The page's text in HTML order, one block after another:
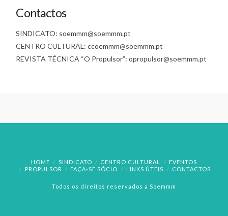
Contactos
SINDICATO: soemmm@soemmm.pt
CENTRO CULTURAL: ccoemmm@soemmm.pt
REVISTA TÉCNICA “O Propulsor”: opropulsor@soemmm.pt
HOME SINDICATO CENTRO CULTURAL
EVENTOS
PROPULSOR
FAÇA-SE SÓCIO LINKS ÚTEIS CONTACTOS
Todos os direitos reservados a Soemmm